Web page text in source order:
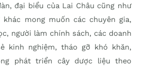
đại biểu của Lai Châu cũng như
khác mong muốn các chuyên gia,
người làm chính sách, các doanh
kinh nghiệm, tháo gỡ khó khăn,
phát triển cây dược liệu theo